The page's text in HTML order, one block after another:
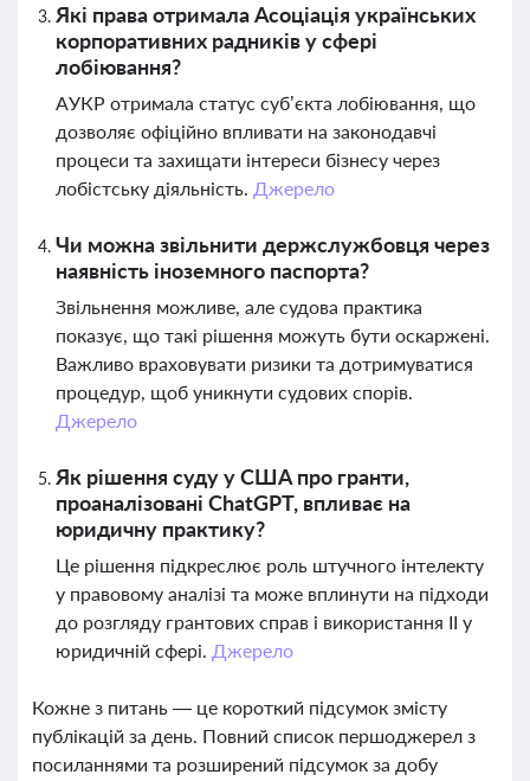
Які права отримала Асоціація українських
корпоративних радників у сфері
лобіювання?
АУКР отримала статус суб’єкта лобіювання, що
дозволяє офіційно впливати на законодавчі
процеси та захищати інтереси бізнесу через
лобістську діяльність. Джерело
Чи можна звільнити держслужбовця через
наявність іноземного паспорта?
Звільнення можливе, але судова практика
показує, що такі рішення можуть бути оскаржені.
Важливо враховувати ризики та дотримуватися
процедур, щоб уникнути судових спорів.
Джерело
Як рішення суду у США про гранти,
проаналізовані ChatGPT, впливає на
юридичну практику?
Це рішення підкреслює роль штучного інтелекту
у правовому аналізі та може вплинути на підходи
до розгляду грантових справ і використання ІІ у
юридичній сфері. Джерело
Кожне з питань — це короткий підсумок змісту
публікацій за день. Повний список першоджерел з
посиланнями та розширений підсумок за добу